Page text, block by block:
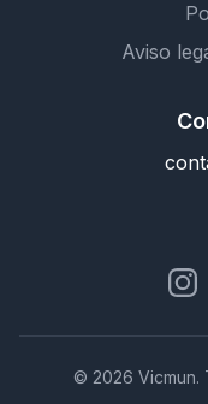
Aviso
© 2026 Vicmun.